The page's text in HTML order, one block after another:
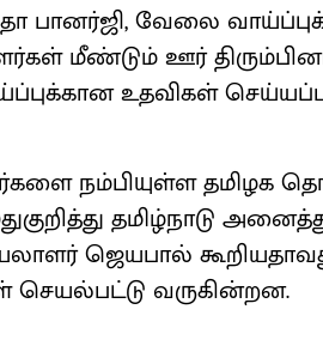
வேலை
மீண்​டும் ஊர்
உதவி​கள்
நம்​பி​யுள்ள தமிழக
தமிழ்​நாடு
ஜெய​பால்
செயல்​பட்டு வரு​கின்​றன.